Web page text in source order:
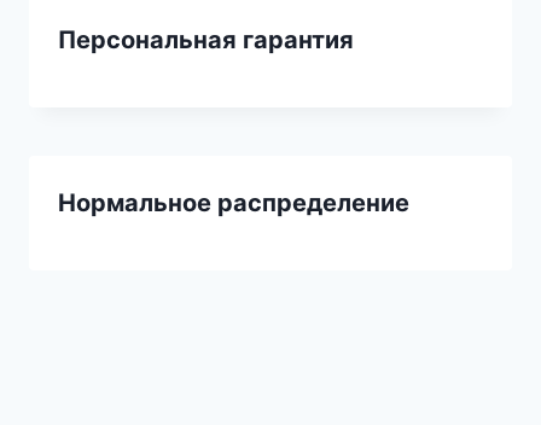
Персональная гарантия
Нормальное распределение